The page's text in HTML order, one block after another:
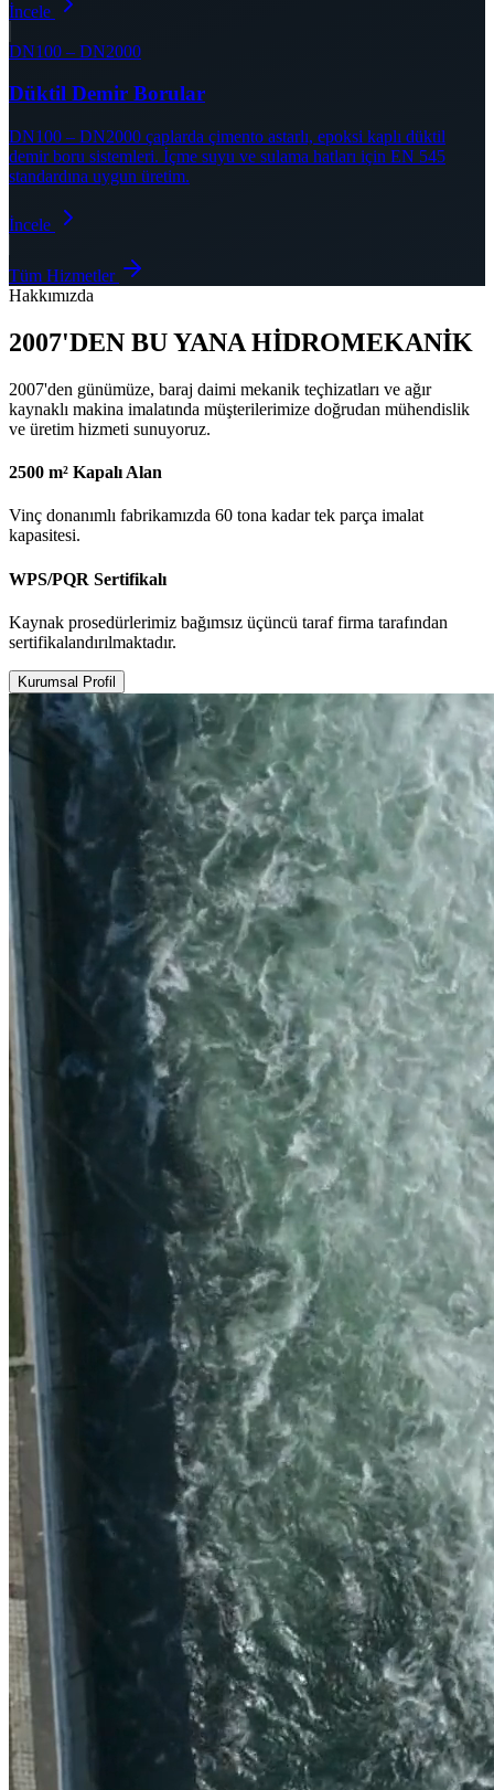
İncele
DN100 – DN2000
Düktil Demir Borular
DN100 – DN2000 çaplarda çimento astarlı, epoksi kaplı düktil
demir boru sistemleri. İçme suyu ve sulama hatları için EN 545
standardına uygun üretim.
İncele
Tüm Hizmetler
Hakkımızda
2007'DEN BU YANA HİDROMEKANİK
2007'den günümüze, baraj daimi mekanik teçhizatları ve ağır
kaynaklı makina imalatında müşterilerimize doğrudan mühendislik
ve üretim hizmeti sunuyoruz.
2500 m² Kapalı Alan
Vinç donanımlı fabrikamızda 60 tona kadar tek parça imalat
kapasitesi.
WPS/PQR Sertifikalı
Kaynak prosedürlerimiz bağımsız üçüncü taraf firma tarafından
sertifikalandırılmaktadır.
Kurumsal Profil